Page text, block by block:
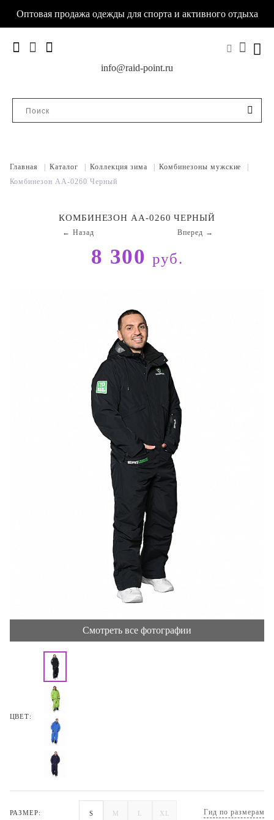
Оптовая продажа одежды для спорта и активного отдыха
info@raid-point.ru
Главная Каталог Коллекция зима Комбинезоны мужские
Комбинезон AA-0260 Черный
КОМБИНЕЗОН AA-0260 ЧЕРНЫЙ
← Назад Вперед →
8 300руб.
Смотреть все фотографии
ЦВЕТ:
РАЗМЕР: S M L XL Гид по размерам